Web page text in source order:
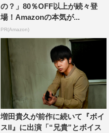
の？」80％OFF以上が続々登
場！Amazonの本気が...
PR(Amazon)
増田貴久が前作に続いて『ボイ
スII』に出演「“兄貴”とボイス